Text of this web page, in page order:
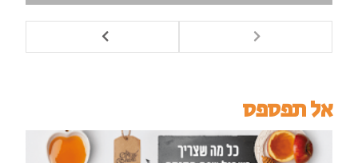
אל תפספס